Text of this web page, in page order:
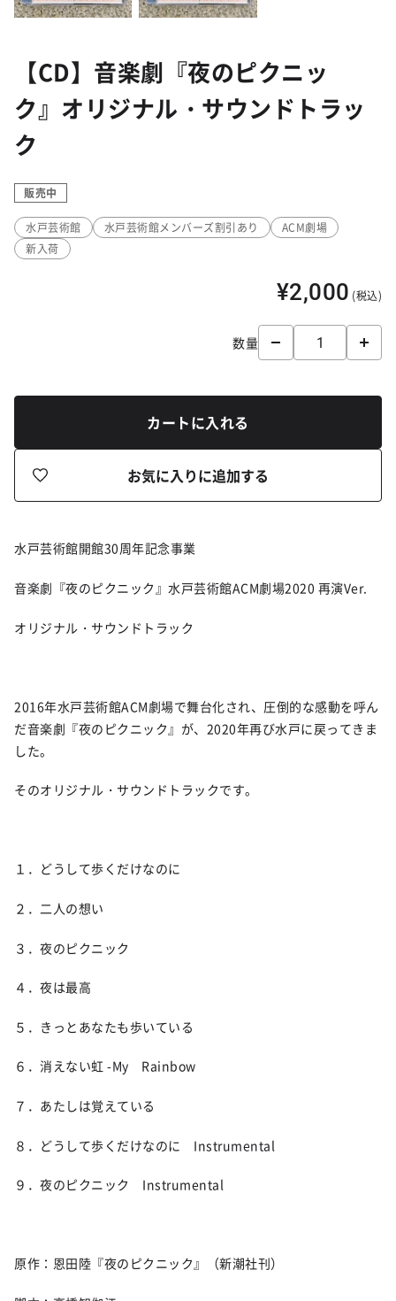
【CD】音楽劇『夜のピクニッ
ク』オリジナル・サウンドトラッ
ク
販売中
水戸芸術館 水戸芸術館メンバーズ割引あり
ACM劇場
新入荷
¥2,000 (税込)
数量
カートに入れる
お気に入りに追加する
水戸芸術館開館30周年記念事業
音楽劇『夜のピクニック』水戸芸術館ACM劇場2020 再演Ver.
オリジナル・サウンドトラック
2016年水戸芸術館ACM劇場で舞台化され、圧倒的な感動を呼ん
だ音楽劇『夜のピクニック』が、2020年再び水戸に戻ってきま
した。
そのオリジナル・サウンドトラックです。
１．どうして歩くだけなのに
２．二人の想い
３．夜のピクニック
４．夜は最高
５．きっとあなたも歩いている
６．消えない虹 -My Rainbow
７．あたしは覚えている
８．どうして歩くだけなのに Instrumental
９．夜のピクニック Instrumental
原作：恩田陸『夜のピクニック』（新潮社刊）